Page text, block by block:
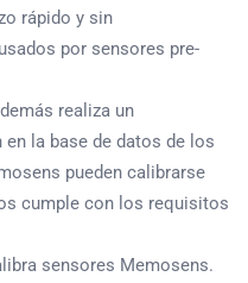
rápido y sin
por sensores pre-
realiza un
la base de datos de los
pueden calibrarse
cumple con los requisitos
sensores Memosens.